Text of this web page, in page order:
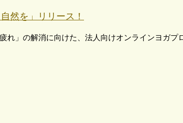
然を」リリース！
」の解消に向けた、法人向けオンラインヨガ